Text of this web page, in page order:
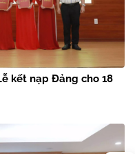
kết nạp Đảng cho 18